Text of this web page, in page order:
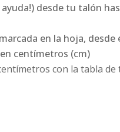
ayuda!) desde tu talón
en la hoja, desde
centímetros (cm)
con la tabla de